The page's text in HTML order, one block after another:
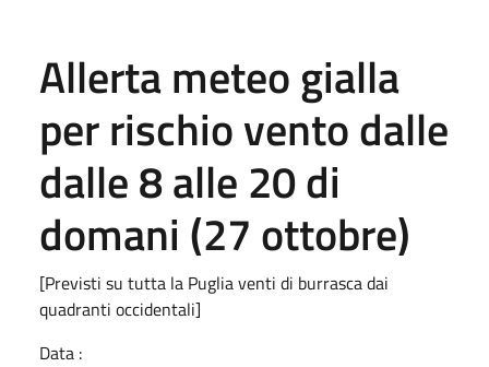
Allerta meteo gialla
per rischio vento dalle
dalle 8 alle 20 di
domani (27 ottobre)
[Previsti su tutta la Puglia venti di burrasca dai
quadranti occidentali]
Data :